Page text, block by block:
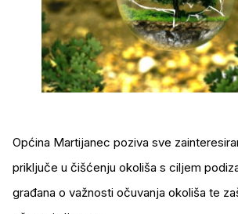
Općina Martijanec poziva sve
priključe u čišćenju okoliša s ciljem
građana o važnosti očuvanja okoliša te